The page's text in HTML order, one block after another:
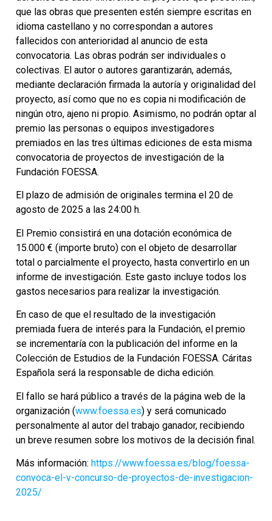
que las obras que presenten estén siempre escritas en
idioma castellano y no correspondan a autores
fallecidos con anterioridad al anuncio de esta
convocatoria. Las obras podrán ser individuales o
colectivas. El autor o autores garantizarán, además,
mediante declaración firmada la autoría y originalidad del
proyecto, así como que no es copia ni modificación de
ningún otro, ajeno ni propio. Asimismo, no podrán optar al
premio las personas o equipos investigadores
premiados en las tres últimas ediciones de esta misma
convocatoria de proyectos de investigación de la
Fundación FOESSA.
El plazo de admisión de originales termina el 20 de
agosto de 2025 a las 24:00 h.
El Premio consistirá en una dotación económica de
15.000 € (importe bruto) con el objeto de desarrollar
total o parcialmente el proyecto, hasta convertirlo en un
informe de investigación. Este gasto incluye todos los
gastos necesarios para realizar la investigación.
En caso de que el resultado de la investigación
premiada fuera de interés para la Fundación, el premio
se incrementaría con la publicación del informe en la
Colección de Estudios de la Fundación FOESSA. Cáritas
Española será la responsable de dicha edición.
El fallo se hará público a través de la página web de la
organización (www.foessa.es) y será comunicado
personalmente al autor del trabajo ganador, recibiendo
un breve resumen sobre los motivos de la decisión final.
Más información: https://www.foessa.es/blog/foessa-
convoca-el-v-concurso-de-proyectos-de-investigacion-
2025/